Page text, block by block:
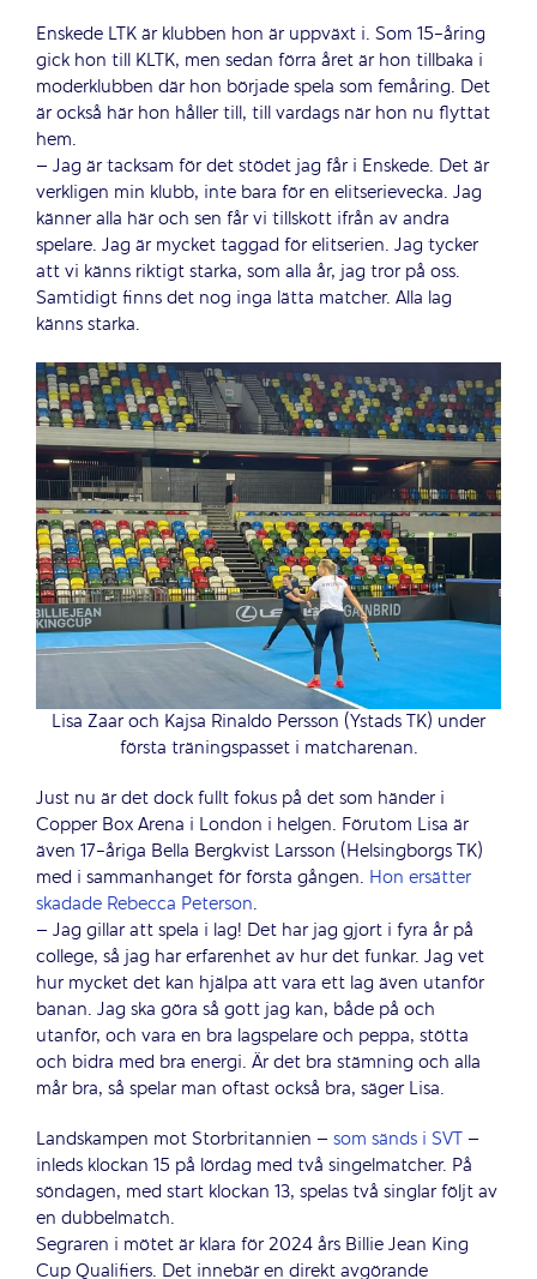
Enskede LTK är klubben hon är uppväxt i. Som 15-åring
gick hon till KLTK, men sedan förra året är hon tillbaka i
moderklubben där hon började spela som femåring. Det
är också här hon håller till, till vardags när hon nu flyttat
hem.
– Jag är tacksam för det stödet jag får i Enskede. Det är
verkligen min klubb, inte bara för en elitserievecka. Jag
känner alla här och sen får vi tillskott ifrån av andra
spelare. Jag är mycket taggad för elitserien. Jag tycker
att vi känns riktigt starka, som alla år, jag tror på oss.
Samtidigt finns det nog inga lätta matcher. Alla lag
känns starka.
Lisa Zaar och Kajsa Rinaldo Persson (Ystads TK) under
första träningspasset i matcharenan.
Just nu är det dock fullt fokus på det som händer i
Copper Box Arena i London i helgen. Förutom Lisa är
även 17-åriga Bella Bergkvist Larsson (Helsingborgs TK)
med i sammanhanget för första gången. Hon ersätter
skadade Rebecca Peterson.
– Jag gillar att spela i lag! Det har jag gjort i fyra år på
college, så jag har erfarenhet av hur det funkar. Jag vet
hur mycket det kan hjälpa att vara ett lag även utanför
banan. Jag ska göra så gott jag kan, både på och
utanför, och vara en bra lagspelare och peppa, stötta
och bidra med bra energi. Är det bra stämning och alla
mår bra, så spelar man oftast också bra, säger Lisa.
Landskampen mot Storbritannien – som sänds i SVT–
inleds klockan 15 på lördag med två singelmatcher. På
söndagen, med start klockan 13, spelas två singlar följt av
en dubbelmatch.
Segraren i mötet är klara för 2024 års Billie Jean King
Cup Qualifiers. Det innebär en direkt avgörande